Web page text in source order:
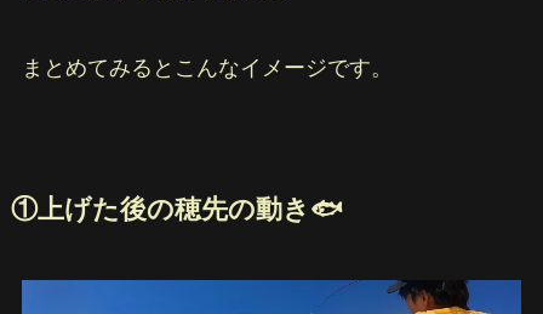
まとめてみるとこんなイメージです。
①上げた後の穂先の動き🐟